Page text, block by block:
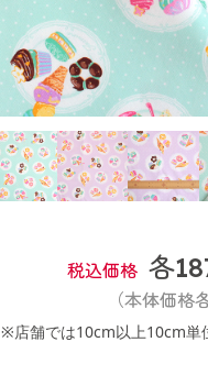
税込価格 各
（本体価格
※店舗では10cm以上10cm単